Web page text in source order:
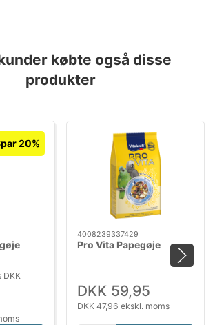
købte også disse
produkter
20%
DKK
4008239337429
Pro Vita Papegøje
DKK 59,95
DKK 47,96 ekskl. moms